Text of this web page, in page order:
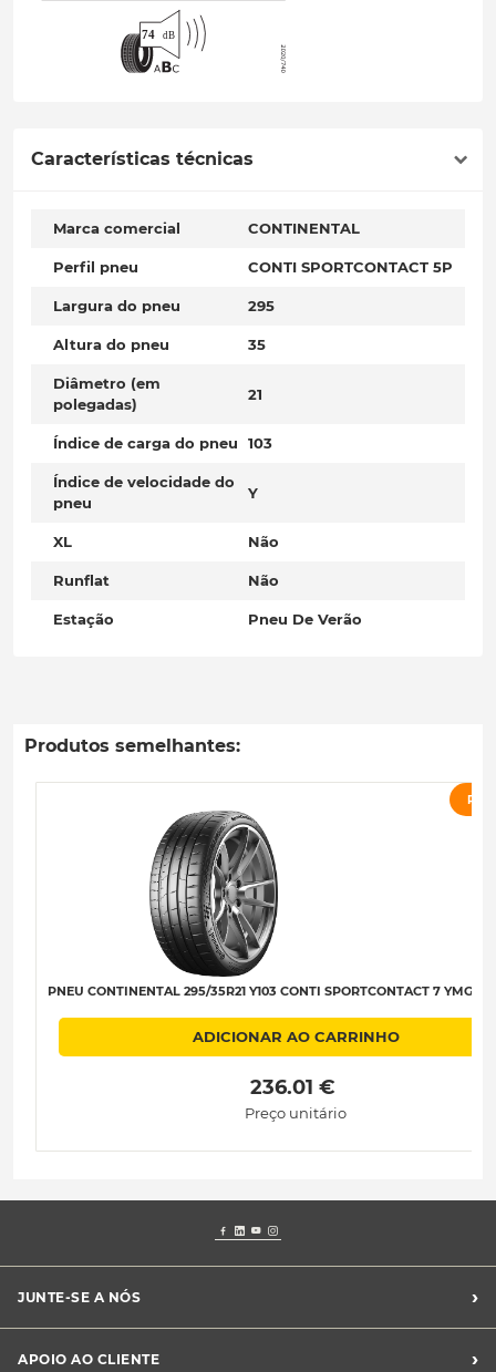
Características técnicas
Marca comercial CONTINENTAL
Perfil pneu CONTI SPORTCONTACT 5P
Largura do pneu 295
Altura do pneu 35
Diâmetro (em
polegadas)
21
Índice de carga do pneu 103
Índice de velocidade do
pneu
Y
XL Não
Runflat Não
Estação Pneu De Verão
Produtos semelhantes:
PNEU CONTINENTAL 295/35R21 Y103 CONTI SPORTCONTACT 7 YMGT)
ADICIONAR AO CARRINHO
236.01 €
Preço unitário
JUNTE-SE A NÓS ›
Franchising Midas
APOIO AO CLIENTE ›